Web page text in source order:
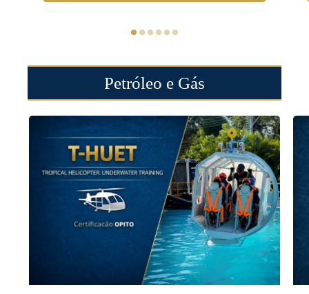
Petróleo e Gás